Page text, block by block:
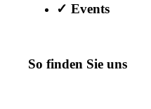
✓ Events
So finden Sie uns